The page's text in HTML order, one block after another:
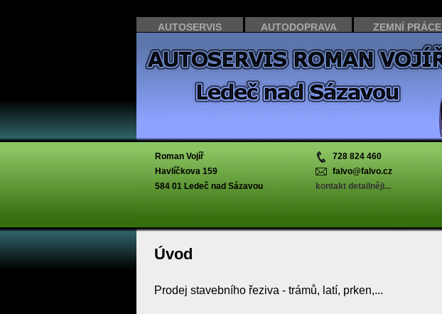
AUTOSERVIS AUTODOPRAVA ZEMNÍ PRÁCE
Roman Vojíř
Havlíčkova 159
584 01 Ledeč nad Sázavou
728 824 460
falvo@falvo.cz
kontakt detailněji...
Úvod
Prodej stavebního řeziva - trámů, latí, prken,...